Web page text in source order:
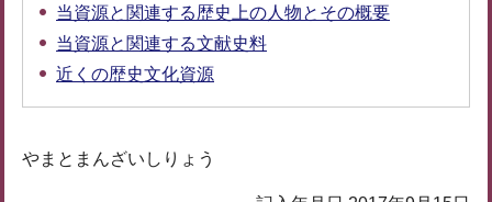
当資源と関連する歴史上の人物とその概要
当資源と関連する文献史料
近くの歴史文化資源
やまとまんざいしりょう